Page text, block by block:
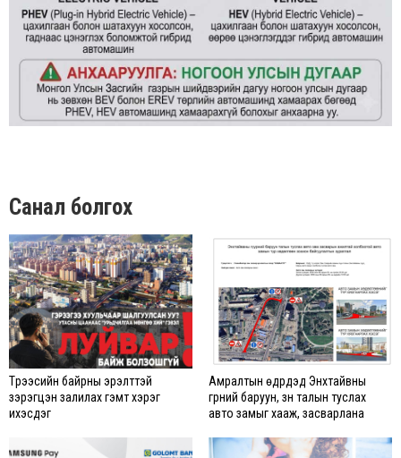
Санал болгох
Түрээсийн байрны эрэлттэй
зэрэгцэн залилах гэмт хэрэг
ихэсдэг
Амралтын өдрүүдэд Энхтайвны
гүүрний баруун, зүүн талын туслах
авто замыг хааж, засварлана